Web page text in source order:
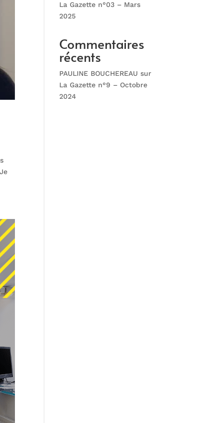
La Gazette n°03 – Mars
2025
Commentaires
récents
PAULINE BOUCHEREAU sur
La Gazette n°9 – Octobre
2024